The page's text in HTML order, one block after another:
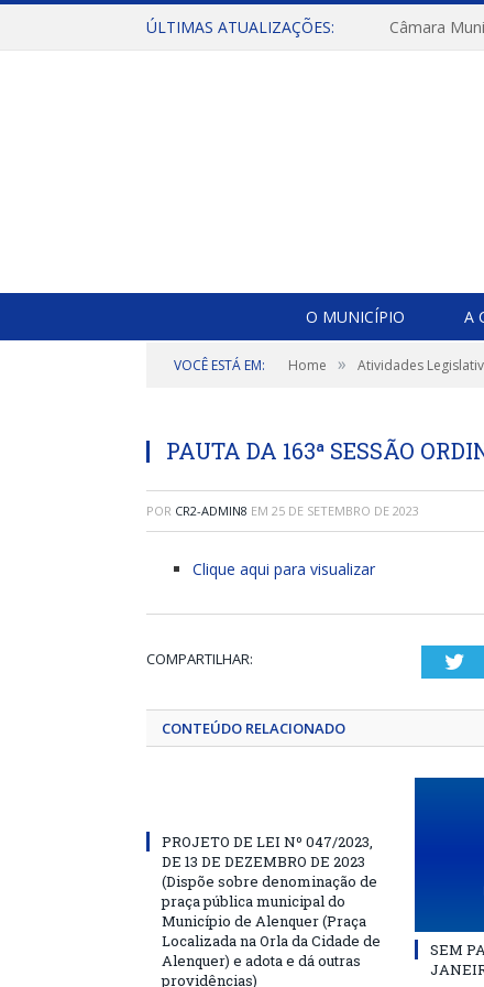
ÚLTIMAS ATUALIZAÇÕES:
O MUNICÍPIO A
VOCÊ ESTÁ EM: Home » Atividades
PAUTA DA 163ª SESSÃO
POR CR2-ADMIN8 EM 25 DE SETEMBRO DE 2023
Clique aqui para visualizar
COMPARTILHAR:
CONTEÚDO RELACIONADO
PROJETO DE LEI Nº 047/2023,
DE 13 DE DEZEMBRO DE 2023
(Dispõe sobre denominação de
praça pública municipal do
Município de Alenquer (Praça
Localizada na Orla da Cidade de
Alenquer) e adota e dá outras
providências)
SEM